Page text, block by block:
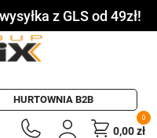
z GLS od 49zł!
HURTOWNIA B2B
0
0,00zł